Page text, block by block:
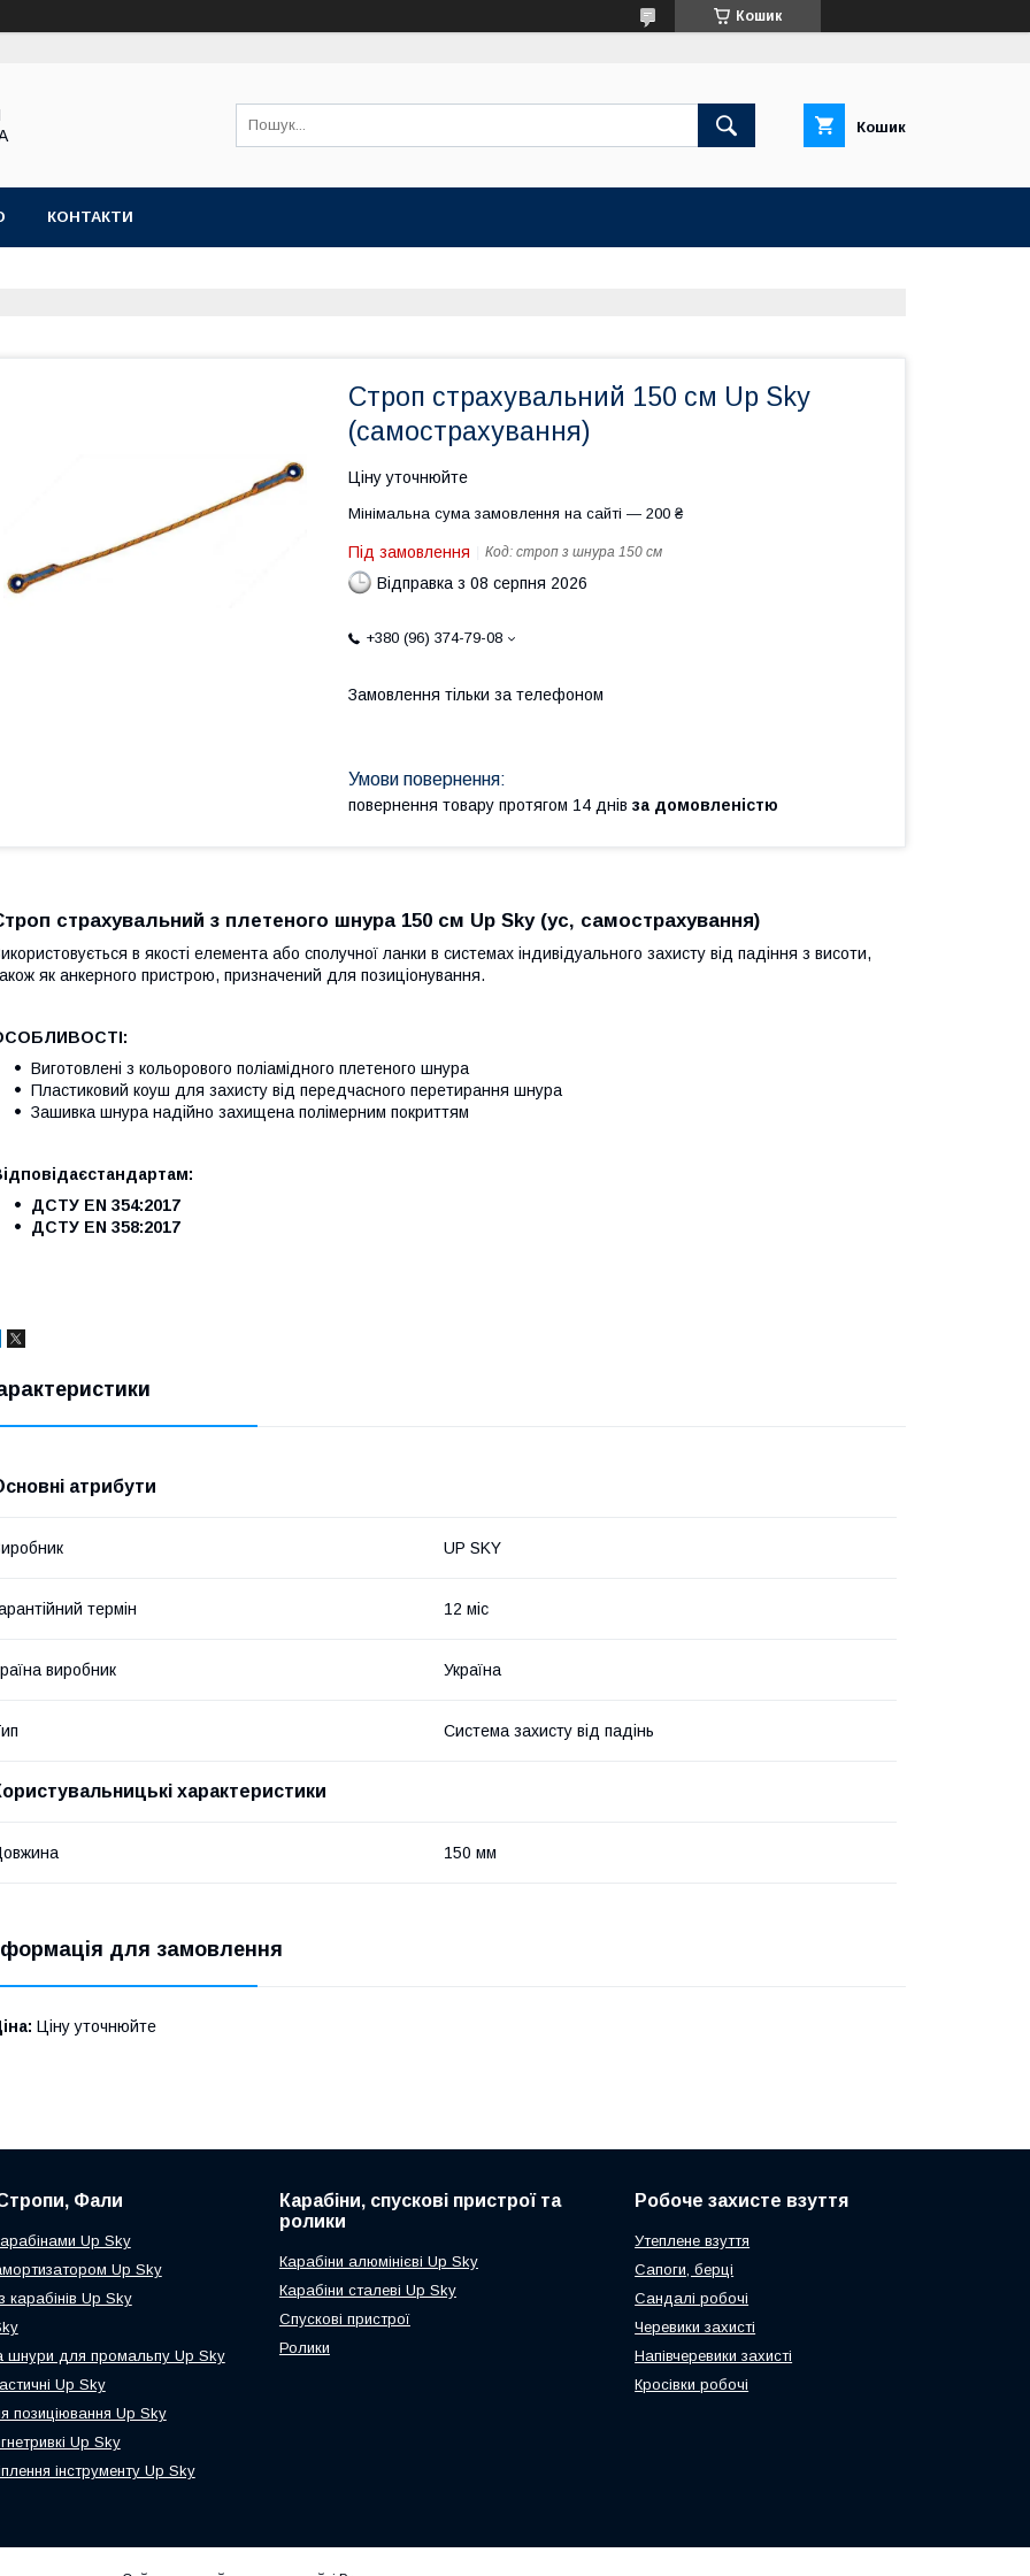
Кошик
Кошик
КОНТАКТИ
Строп страхувальний 150 см Up Sky
(самострахування)
Ціну уточнюйте
Мінімальна сума замовлення на сайті — 200 ₴
Під замовлення Код: строп з шнура 150 см
Відправка з 08 серпня 2026
+380 (96) 374-79-08
Замовлення тільки за телефоном
повернення товару протягом 14 днів за домовленістю
страхувальний з плетеного шнура 150 см Up Sky (ус, самострахування)
в якості елемента або сполучної ланки в системах індивідуального захисту від падіння з висоти,
як анкерного пристрою, призначений для позиціонування.
Виготовлені з кольорового поліамідного плетеного шнура
Пластиковий коуш для захисту від передчасного перетирання шнура
Зашивка шнура надійно захищена полімерним покриттям
ДСТУ EN 354:2017
ДСТУ EN 358:2017
атрибути
UP SKY
термін 12 міс
виробник Україна
Система захисту від падінь
характеристики
150 мм
для замовлення
Ціну уточнюйте
Фали
Up Sky
Up Sky
карабінів Up Sky
шнури для промальпу Up Sky
Up Sky
позиціювання Up Sky
Up Sky
інструменту Up Sky
Карабіни, спускові пристрої та
ролики
Карабіни алюмінієві Up Sky
Карабіни сталеві Up Sky
Спускові пристрої
Ролики
Робоче захисте взуття
Утеплене взуття
Сапоги, берці
Сандалі робочі
Черевики захисті
Напівчеревики захисті
Кросівки робочі